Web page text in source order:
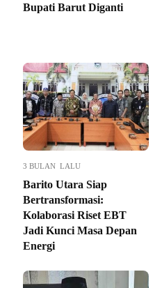
Bupati Barut Diganti
3 BULAN LALU
Barito Utara Siap
Bertransformasi:
Kolaborasi Riset EBT
Jadi Kunci Masa Depan
Energi